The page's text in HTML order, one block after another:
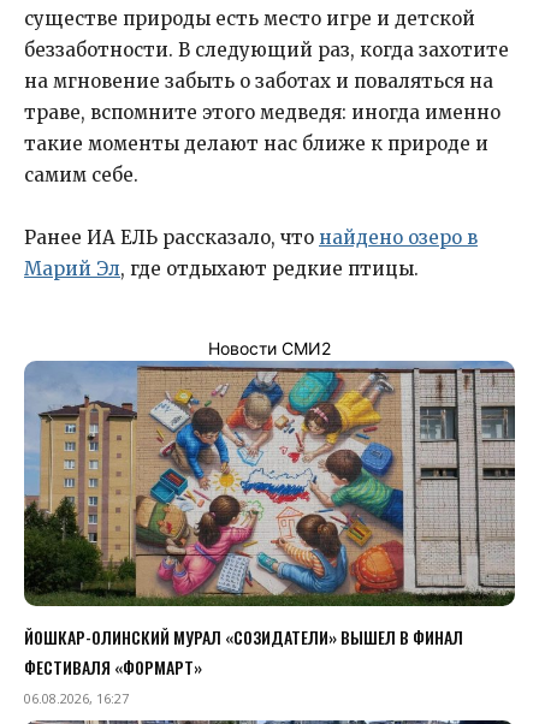
существе природы есть место игре и детской
беззаботности. В следующий раз, когда захотите
на мгновение забыть о заботах и поваляться на
траве, вспомните этого медведя: иногда именно
такие моменты делают нас ближе к природе и
самим себе.
Ранее ИА ЕЛЬ рассказало, что найдено озеро в
Марий Эл, где отдыхают редкие птицы.
Новости СМИ2
ЙОШКАР-ОЛИНСКИЙ МУРАЛ «СОЗИДАТЕЛИ» ВЫШЕЛ В ФИНАЛ
ФЕСТИВАЛЯ «ФОРМАРТ»
06.08.2026, 16:27